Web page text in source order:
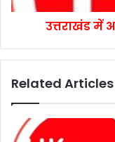
उत्तराखंड में
Related Articles